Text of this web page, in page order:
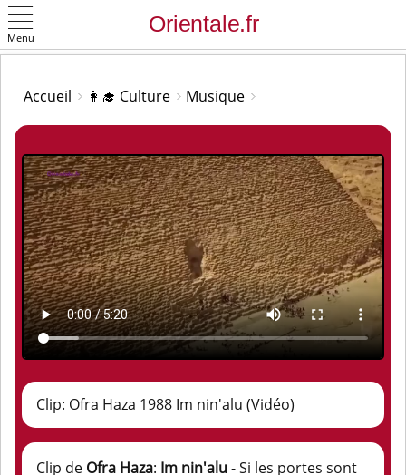
Menu
Accueil 👩‍🎓 Culture Musique
Clip: Ofra Haza 1988 Im nin'alu (Vidéo)
Clip de Ofra Haza: Im nin'alu- Si les portes sont